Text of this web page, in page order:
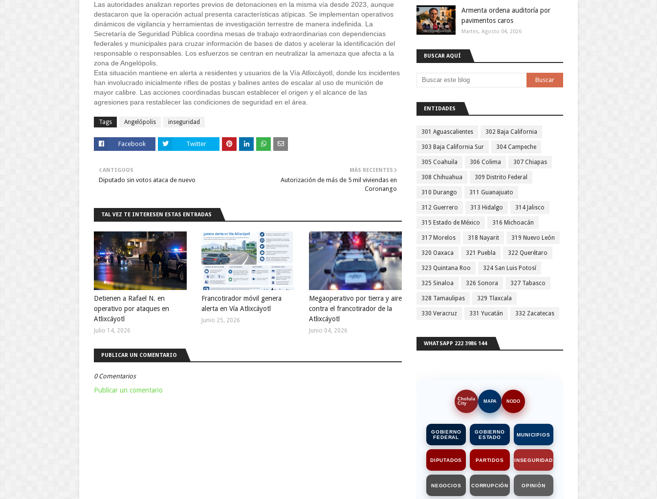
Las autoridades analizan reportes previos de detonaciones en la misma vía desde 2023, aunque
destacaron que la operación actual presenta características atípicas. Se implementan operativos
dinámicos de vigilancia y herramientas de investigación terrestre de manera indefinida. La
Secretaría de Seguridad Pública coordina mesas de trabajo extraordinarias con dependencias
federales y municipales para cruzar información de bases de datos y acelerar la identificación del
responsable o responsables. Los esfuerzos se centran en neutralizar la amenaza que afecta a la
zona de Angelópolis.
Esta situación mantiene en alerta a residentes y usuarios de la Vía Atlixcáyotl, donde los incidentes
han involucrado inicialmente rifles de postas y balines antes de escalar al uso de munición de
mayor calibre. Las acciones coordinadas buscan establecer el origen y el alcance de las
agresiones para restablecer las condiciones de seguridad en el área.
Tags Angelópolis inseguridad
Facebook Twitter
MÁS RECIENTES
Autorización de más de 5 mil viviendas en
Coronango
ANTIGUOS
Diputado sin votos ataca de nuevo
TAL VEZ TE INTERESEN ESTAS ENTRADAS
Detienen a Rafael N. en
operativo por ataques en
Atlixcáyotl
Julio 14, 2026
Francotirador móvil genera
alerta en Vía Atlixcáyotl
Junio 25, 2026
Megaoperativo por tierra y aire
contra el francotirador de la
Atlixcáyotl
Junio 04, 2026
PUBLICAR UN COMENTARIO
0 Comentarios
Publicar un comentario
Armenta ordena auditoría por
pavimentos caros
Martes, Agosto 04, 2026
BUSCAR AQUÍ
ENTIDADES
301 Aguascalientes 302 Baja California
303 Baja California Sur 304 Campeche
305 Coahuila 306 Colima 307 Chiapas
308 Chihuahua 309 Distrito Federal
310 Durango 311 Guanajuato
312 Guerrero 313 Hidalgo 314 Jalisco
315 Estado de México 316 Michoacán
317 Morelos 318 Nayarit 319 Nuevo León
320 Oaxaca 321 Puebla 322 Querétaro
323 Quintana Roo 324 San Luis Potosí
325 Sinaloa 326 Sonora 327 Tabasco
328 Tamaulipas 329 Tlaxcala
330 Veracruz 331 Yucatán 332 Zacatecas
WHATSAPP 222 3986 144
Cholula
City
MAPA NODO
GOBIERNO
FEDERAL
GOBIERNO
ESTADO
MUNICIPIOS
DIPUTADOS PARTIDOS INSEGURIDAD
NEGOCIOS CORRUPCIÓN OPINIÓN